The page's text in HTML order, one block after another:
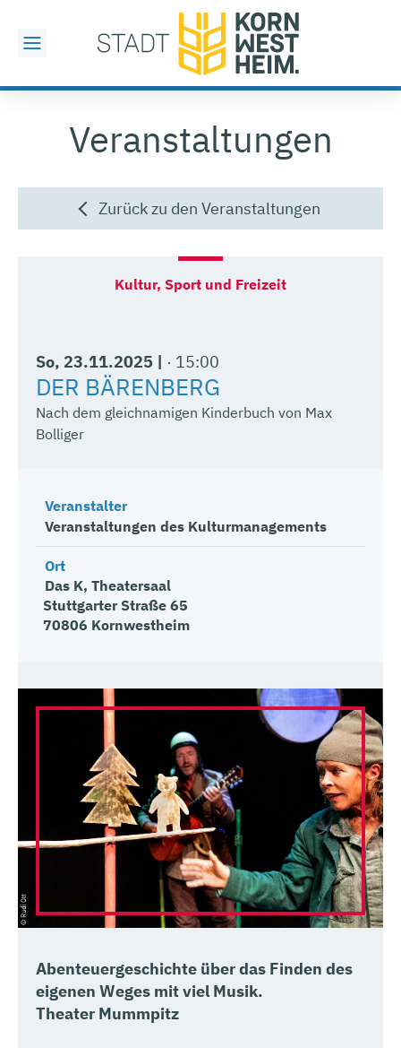
Veranstaltungen
Zurück zu den Veranstaltungen
So, 23.11.2025 | 15:00
DER BÄRENBERG
Nach dem gleichnamigen Kinderbuch von Max
Bolliger
Veranstalter
Veranstaltungen des Kulturmanagements
Ort
Das K, Theatersaal
Stuttgarter Straße 65
70806 Kornwestheim
Abenteuergeschichte über das Finden des
eigenen Weges mit viel Musik.
Theater Mummpitz